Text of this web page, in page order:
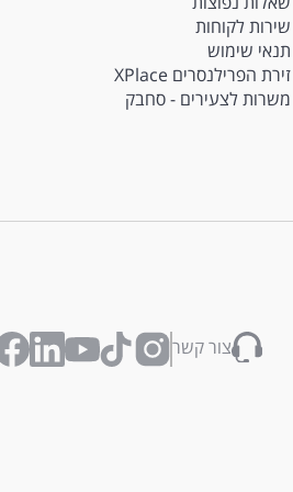
שירות לקוחות
תנאי שימוש
זירת הפרילנסרים XPlace
משרות לצעירים - סחבק
צור קשר